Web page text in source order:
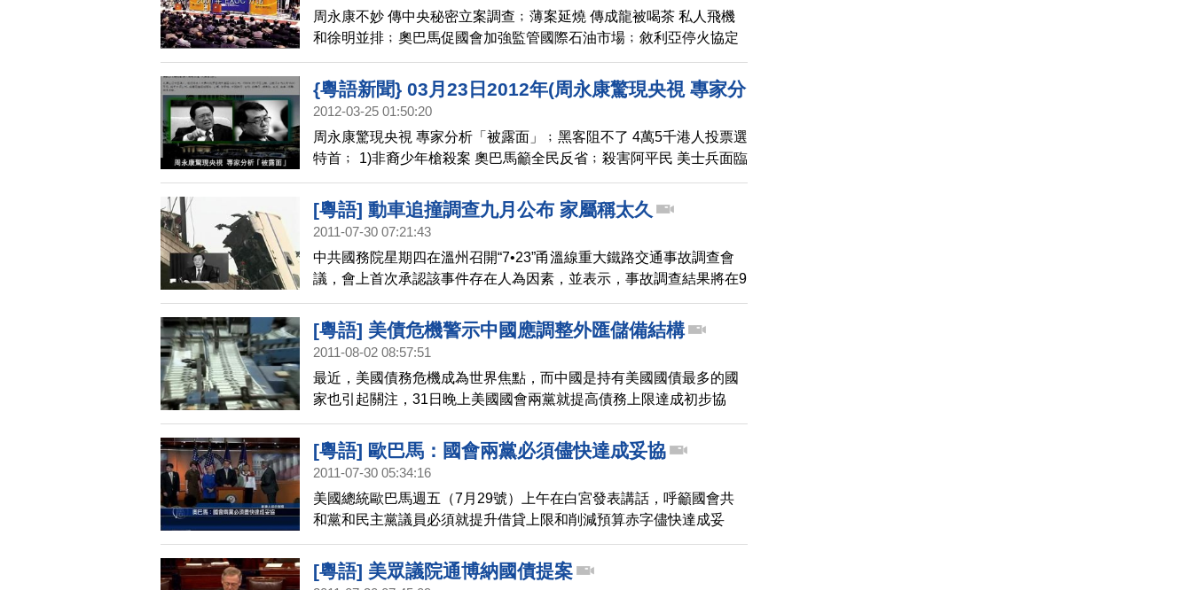
周永康不妙 傳中央秘密立案調查﹔薄案延燒 傳成龍被喝茶 私人飛機
和徐明並排﹔奧巴馬促國會加強監管國際石油市場﹔敘利亞停火協定
脆弱 政府軍轟炸霍姆斯﹔神韻在堪培拉首場演出拉開帷幕 ,新唐人粵
語新聞4月17日
{粵語新聞} 03月23日2012年(周永康驚現央視 專家分
析「被露面」)
2012-03-25 01:50:20
周永康驚現央視 專家分析「被露面」﹔黑客阻不了 4萬5千港人投票選
特首﹔ 1)非裔少年槍殺案 奧巴馬籲全民反省﹔殺害阿平民 美士兵面臨
多項謀殺指控﹔《飢餓遊戲》上映 紐約門票搶購一空 ,{粵語新聞} 03
月23日2012年
[粵語] 動車追撞調查九月公布 家屬稱太久
2011-07-30 07:21:43
中共國務院星期四在溫州召開“7•23”甬溫線重大鐵路交通事故調查會
議，會上首次承認該事件存在人為因素，並表示，事故調查結果將在9
月中旬公布。有家屬認為這個時間拖得太久了，容易被淡化。 ,[粵語]
動車追撞調查九月公布 家屬稱太久
[粵語] 美債危機警示中國應調整外匯儲備結構
2011-08-02 08:57:51
最近，美國債務危機成為世界焦點，而中國是持有美國國債最多的國
家也引起關注，31日晚上美國國會兩黨就提高債務上限達成初步協
定，解除了違約風險。大陸學者指出，中國持有過多的美元資產還有
美元的貶值的風險，建議調整外匯儲備結構，增加黃金儲備。 ,[粵語]
美債危機警示中國應調整外匯儲備結構
[粵語] 歐巴馬：國會兩黨必須儘快達成妥協
2011-07-30 05:34:16
美國總統歐巴馬週五（7月29號）上午在白宮發表講話，呼籲國會共
和黨和民主黨議員必須就提升借貸上限和削減預算赤字儘快達成妥
協。 ,[粵語] 歐巴馬：國會兩黨必須儘快達成妥協
[粵語] 美眾議院通博納國債提案